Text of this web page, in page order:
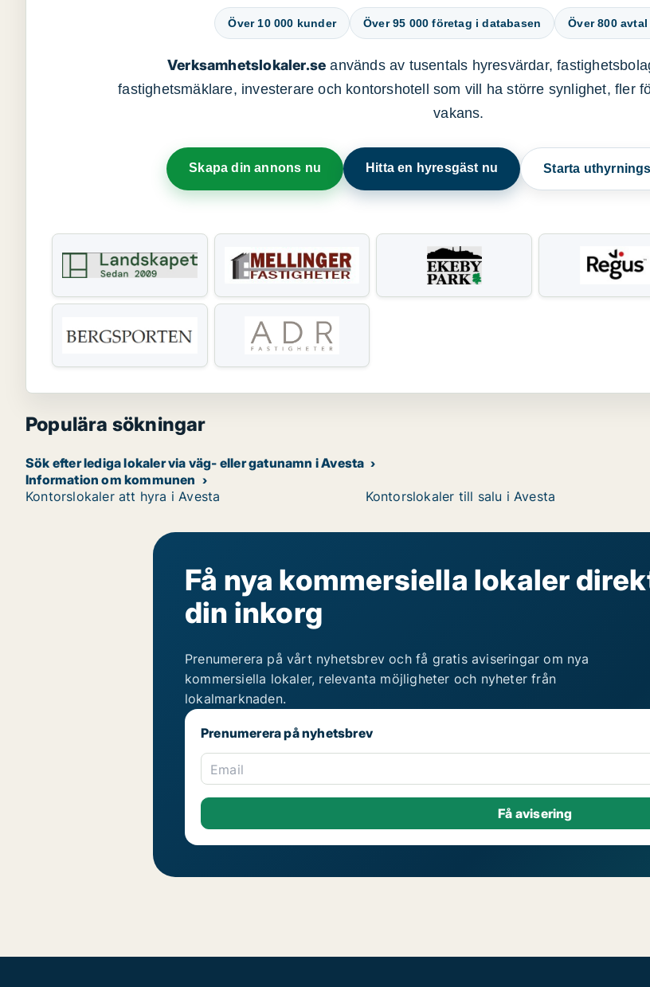
Över 10 000 kunder Över 95 000 företag i databasen Över 800
Verksamhetslokaler.se används av tusentals hyresvärdar,
fastighetsmäklare, investerare och kontorshotell som vill ha större synlighet, fler
vakans.
Skapa din annons nu Hitta en hyresgäst nu Starta
Populära sökningar
Sök efter lediga lokaler via väg- eller gatunamn i Avesta
Information om kommunen
Kontorslokaler att hyra i Avesta
Kontorslokaler till salu i Avesta
Få nya kommersiella lokaler
din inkorg
Prenumerera på vårt nyhetsbrev och få gratis aviseringar om nya
kommersiella lokaler, relevanta möjligheter och nyheter från
lokalmarknaden.
Prenumerera på nyhetsbrev
Email